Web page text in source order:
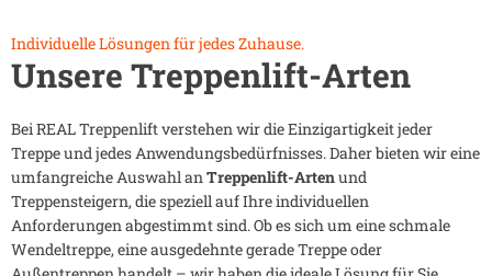
Individuelle Lösungen für jedes Zuhause.
Unsere Treppenlift-Arten
Bei REAL Treppenlift verstehen wir die Einzigartigkeit jeder
Treppe und jedes Anwendungsbedürfnisses. Daher bieten wir eine
umfangreiche Auswahl anTreppenlift-Artenund
Treppensteigern, die speziell auf Ihre individuellen
Anforderungen abgestimmt sind. Ob es sich um eine schmale
Wendeltreppe, eine ausgedehnte gerade Treppe oder